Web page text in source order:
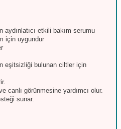
etkili bakım serumu
için uygundur
eşitsizliği bulunan ciltler için
canlı görünmesine yardımcı olur.
sunar.